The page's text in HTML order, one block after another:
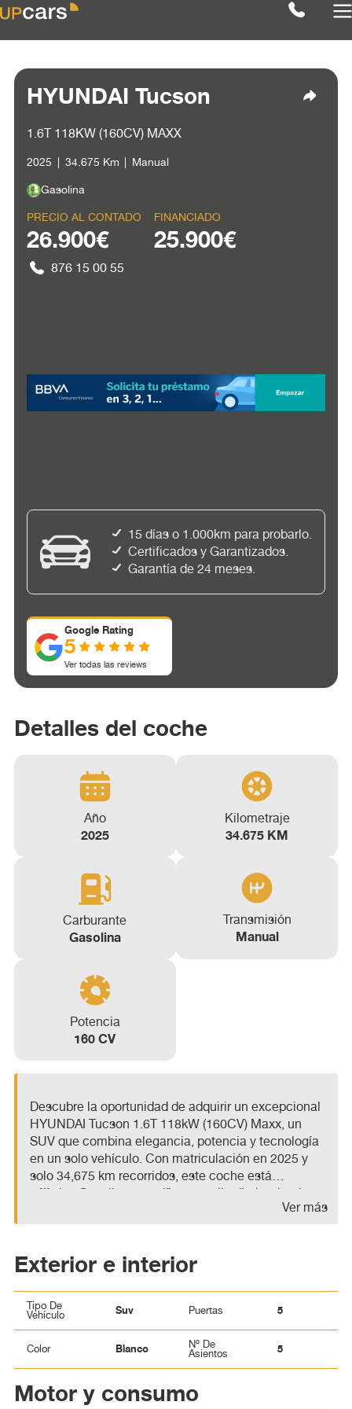
HYUNDAI Tucson
1.6T 118KW (160CV) MAXX
2025 34.675 Km Manual
Gasolina
PRECIO AL CONTADO
26.900€
876 15 00 55
FINANCIADO
25.900€
15 días o 1.000km para probarlo.
Certificados y Garantizados.
Garantía de 24 meses.
Google Rating
5
Ver todas las reviews
Detalles del coche
Año
2025
Kilometraje
34.675 KM
Carburante
Gasolina
Transmisión
Manual
Potencia
160 CV
Descubre la oportunidad de adquirir un excepcional
HYUNDAI Tucson 1.6T 118kW (160CV) Maxx, un
SUV que combina elegancia, potencia y tecnología
en un solo vehículo. Con matriculación en 2025 y
solo 34,675 km recorridos, este coche está
prácticamente nuevo y listo para llevarte a donde
• Motor: Gasolina, que ofrece un rendimiento
eficiente y dinámico, ideal tanto para la ciudad
conectada y controlada. • Tracción: Delantera, lo
en diversas condiciones de conducción.
White (perlado), que resalta su diseño moderno y
estilizado. Además, tendrás la tranquilidad de una
garantía de 24 meses, asegurando que tu inversión
esté protegida.
• Puertas: 5, facilitando el acceso y la comodidad
para todos los pasajeros. • Ubicación: Zaragoza,
donde podrás visitarnos en Upcars para conocer de
Ver más
Exterior e interior
Tipo De
Vehículo
Suv Puertas 5
Color Blanco
Nº De
Asientos
5
Motor y consumo